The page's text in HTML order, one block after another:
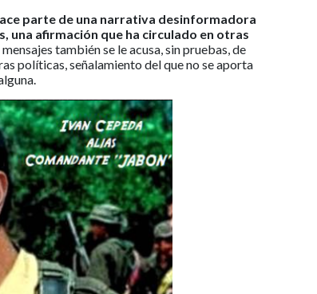
parte de una narrativa desinformadora
una afirmación que ha circulado en otras
mensajes también se le acusa, sin pruebas, de
políticas, señalamiento del que no se aporta